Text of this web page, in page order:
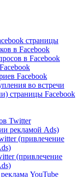
страницы
в Facebook
в Facebook
Facebook
во встречи
страницы Facebook
Twitter
рекламой Ads)
(привлечение
(привлечение
YouTube